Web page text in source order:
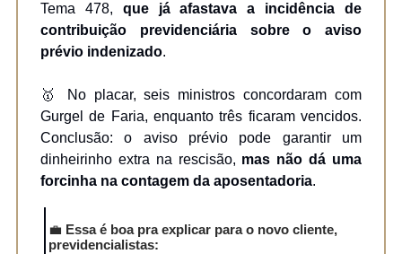
Tema 478, que já afastava a incidência de
contribuição previdenciária sobre o aviso
prévio indenizado.
🥇 No placar, seis ministros concordaram com
Gurgel de Faria, enquanto três ficaram vencidos.
Conclusão: o aviso prévio pode garantir um
dinheirinho extra na rescisão, mas não dá uma
forcinha na contagem da aposentadoria.
💼 Essa é boa pra explicar para o novo cliente,
previdencialistas: